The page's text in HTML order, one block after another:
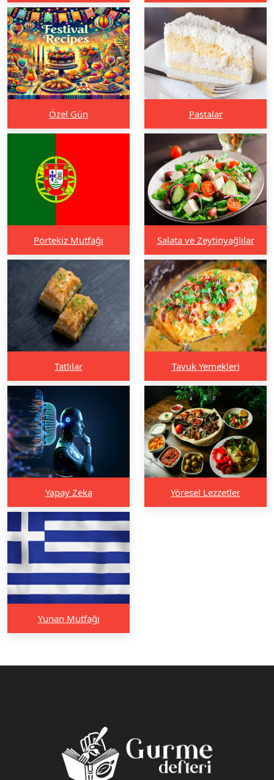
Özel Gün Pastalar
Portekiz Mutfağı Salata ve Zeytinyağlılar
Tatlılar Tavuk Yemekleri
Yapay Zeka Yöresel Lezzetler
Yunan Mutfağı